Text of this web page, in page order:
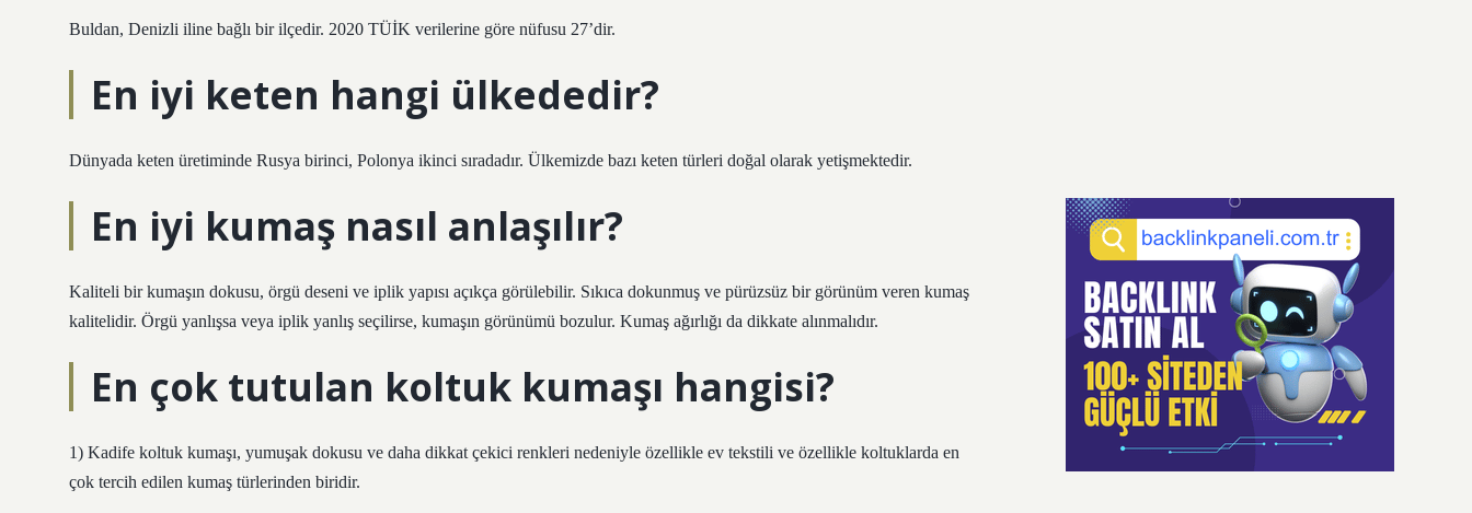
Buldan, Denizli iline bağlı bir ilçedir. 2020 TÜİK verilerine göre nüfusu 27’dir.
En iyi keten hangi ülkededir?
Dünyada keten üretiminde Rusya birinci, Polonya ikinci sıradadır. Ülkemizde bazı keten türleri doğal olarak yetişmektedir.
En iyi kumaş nasıl anlaşılır?
Kaliteli bir kumaşın dokusu, örgü deseni ve iplik yapısı açıkça görülebilir. Sıkıca dokunmuş ve pürüzsüz bir görünüm veren kumaş
kalitelidir. Örgü yanlışsa veya iplik yanlış seçilirse, kumaşın görünümü bozulur. Kumaş ağırlığı da dikkate alınmalıdır.
En çok tutulan koltuk kumaşı hangisi?
1) Kadife koltuk kumaşı, yumuşak dokusu ve daha dikkat çekici renkleri nedeniyle özellikle ev tekstili ve özellikle koltuklarda en
çok tercih edilen kumaş türlerinden biridir.